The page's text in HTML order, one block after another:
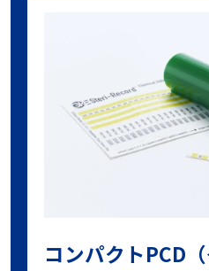
コンパクトPCD（